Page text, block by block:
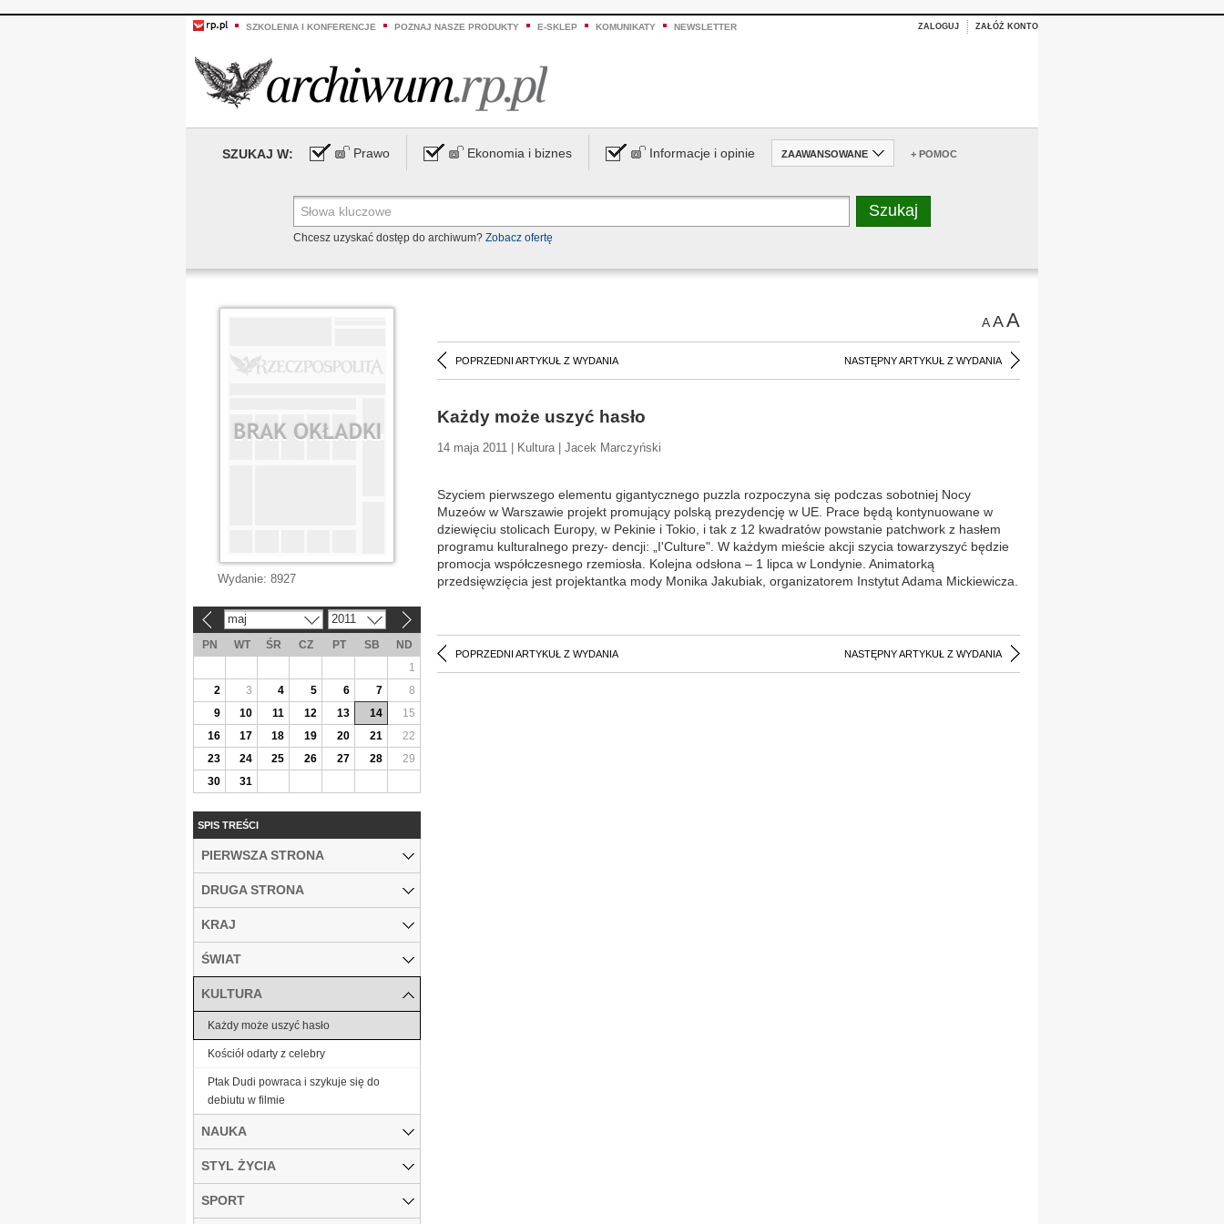
SZKOLENIA I KONFERENCJE POZNAJ NASZE PRODUKTY E-SKLEP KOMUNIKATY NEWSLETTER ZALOGUJ ZAŁÓŻ KONTO
SZUKAJ W: Prawo Ekonomia i biznes Informacje i opinie ZAAWANSOWANE + POMOC
Chcesz uzyskać dostęp do archiwum? Zobacz ofertę
AAA
POPRZEDNI ARTYKUŁ Z WYDANIA NASTĘPNY ARTYKUŁ Z WYDANIA
Każdy może uszyć hasło
14 maja 2011 | Kultura | Jacek Marczyński
Szyciem pierwszego elementu gigantycznego puzzla rozpoczyna się podczas sobotniej Nocy
Muzeów w Warszawie projekt promujący polską prezydencję w UE. Prace będą kontynuowane w
dziewięciu stolicach Europy, w Pekinie i Tokio, i tak z 12 kwadratów powstanie patchwork z hasłem
programu kulturalnego prezy- dencji: „I'Culture". W każdym mieście akcji szycia towarzyszyć będzie
promocja współczesnego rzemiosła. Kolejna odsłona – 1 lipca w Londynie. Animatorką
przedsięwzięcia jest projektantka mody Monika Jakubiak, organizatorem Instytut Adama Mickiewicza.
POPRZEDNI ARTYKUŁ Z WYDANIA NASTĘPNY ARTYKUŁ Z WYDANIA
Wydanie: 8927
maj 2011
PN WT ŚR CZ PT SB
ND
1
2
3 4 5 6 7
8
9
10 11 12 13 14
15
16
17 18 19 20 21
22
23
24 25 26 27 28
29
30
31
SPIS TREŚCI
PIERWSZA STRONA
DRUGA STRONA
KRAJ
ŚWIAT
KULTURA
Każdy może uszyć hasło
Kościół odarty z celebry
Ptak Dudi powraca i szykuje się do
debiutu w filmie
NAUKA
STYL ŻYCIA
SPORT